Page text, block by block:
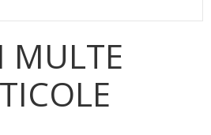
MULTE